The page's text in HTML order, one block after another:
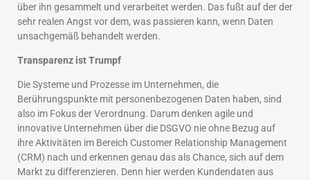
über ihn gesammelt und verarbeitet werden. Das fußt auf der der
sehr realen Angst vor dem, was passieren kann, wenn Daten
unsachgemäß behandelt werden.
Transparenz ist Trumpf
Die Systeme und Prozesse im Unternehmen, die
Berührungspunkte mit personenbezogenen Daten haben, sind
also im Fokus der Verordnung. Darum denken agile und
innovative Unternehmen über die DSGVO nie ohne Bezug auf
ihre Aktivitäten im Bereich Customer Relationship Management
(CRM) nach und erkennen genau das als Chance, sich auf dem
Markt zu differenzieren. Denn hier werden Kundendaten aus